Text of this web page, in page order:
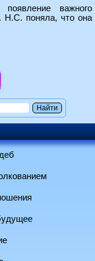
важного
Н.С. поняла, что она